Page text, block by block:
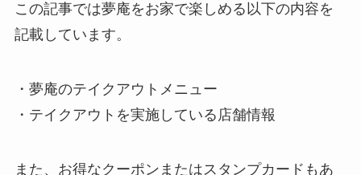
この記事では夢庵をお家で楽しめる以下の内容を
記載しています。
・夢庵のテイクアウトメニュー
・テイクアウトを実施している店舗情報
また、お得なクーポンまたはスタンプカードもあ